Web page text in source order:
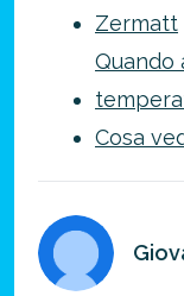
Zermatt
Quando
Cosa